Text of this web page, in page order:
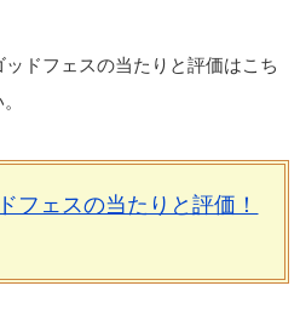
ドフェスの当たりと評価はこち
フェスの当たりと評価！